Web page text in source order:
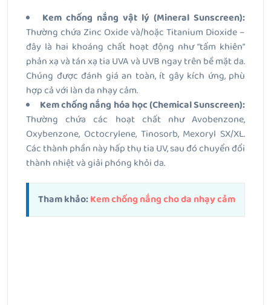
Kem chống nắng vật lý (Mineral Sunscreen):
Thường chứa Zinc Oxide và/hoặc Titanium Dioxide –
đây là hai khoáng chất hoạt động như “tấm khiên”
phản xạ và tán xạ tia UVA và UVB ngay trên bề mặt da.
Chúng được đánh giá an toàn, ít gây kích ứng, phù
hợp cả với làn da nhạy cảm.
Kem chống nắng hóa học (Chemical Sunscreen):
Thường chứa các hoạt chất như Avobenzone,
Oxybenzone, Octocrylene, Tinosorb, Mexoryl SX/XL.
Các thành phần này hấp thụ tia UV, sau đó chuyển đổi
thành nhiệt và giải phóng khỏi da.
Tham khảo:Kem chống nắng cho da nhạy cảm